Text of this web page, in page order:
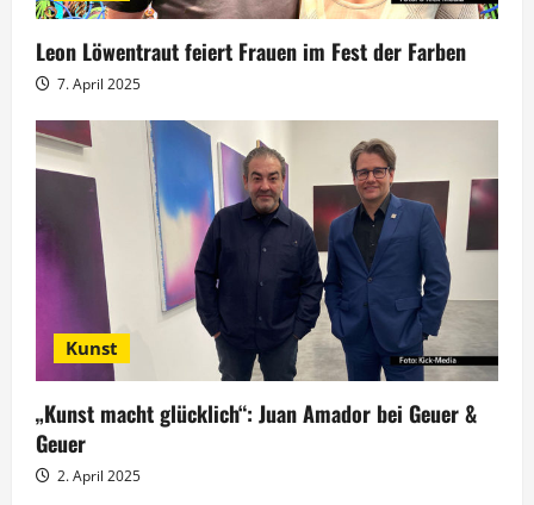
Leon Löwentraut feiert Frauen im Fest der Farben
7. April 2025
Kunst
„Kunst macht glücklich“: Juan Amador bei Geuer &
Geuer
2. April 2025